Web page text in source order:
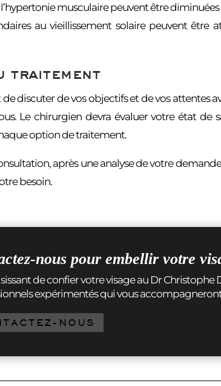
l’hypertonie musculaire peuvent être
au vieillissement solaire peuvent
traitement
discuter de vos objectifs et de vos attentes
Le chirurgien devra évaluer votre état de
option de traitement.
après une analyse de votre
besoin.
nous pour embellir votre
de confier votre visage au Dr Christophe
expérimentés qui vous
NOUS